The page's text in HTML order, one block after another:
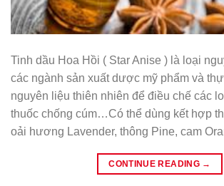
Tinh dầu Hoa Hồi ( Star Anise ) là loại
các ngành sản xuất dược mỹ phẩm và
nguyên liệu thiên nhiên để điều chế các
thuốc chống cúm…Có thể dùng kết hợp
oải hương Lavender, thông Pine, cam
CONTINUE READING →